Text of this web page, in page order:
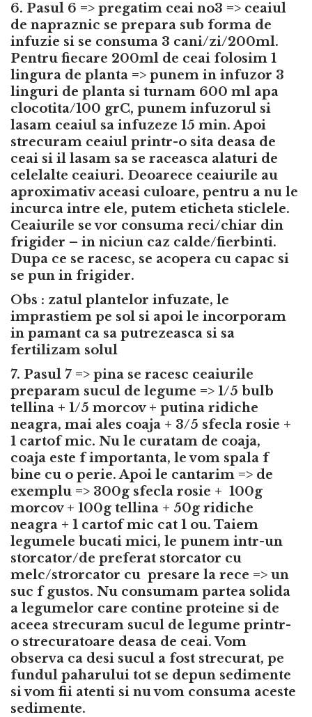
6. Pasul 6 => pregatim ceai no3 => ceaiul
de napraznic se prepara sub forma de
infuzie si se consuma 3 cani/zi/200ml.
Pentru fiecare 200ml de ceai folosim 1
lingura de planta => punem in infuzor 3
linguri de planta si turnam 600 ml apa
clocotita/100 grC, punem infuzorul si
lasam ceaiul sa infuzeze 15 min. Apoi
strecuram ceaiul printr-o sita deasa de
ceai si il lasam sa se raceasca alaturi de
celelalte ceaiuri. Deoarece ceaiurile au
aproximativ aceasi culoare, pentru a nu le
incurca intre ele, putem eticheta sticlele.
Ceaiurile se vor consuma reci/chiar din
frigider – in niciun caz calde/fierbinti.
Dupa ce se racesc, se acopera cu capac si
se pun in frigider.
Obs : zatul plantelor infuzate, le
imprastiem pe sol si apoi le incorporam
in pamant ca sa putrezeasca si sa
fertilizam solul
7. Pasul 7 => pina se racesc ceaiurile
preparam sucul de legume => 1/5 bulb
tellina + 1/5 morcov + putina ridiche
neagra, mai ales coaja + 3/5 sfecla rosie +
1 cartof mic. Nu le curatam de coaja,
coaja este f importanta, le vom spala f
bine cu o perie. Apoi le cantarim => de
exemplu => 300g sfecla rosie + 100g
morcov + 100g tellina + 50g ridiche
neagra + 1 cartof mic cat 1 ou. Taiem
legumele bucati mici, le punem intr-un
storcator/de preferat storcator cu
melc/strorcator cu presare la rece => un
suc f gustos. Nu consumam partea solida
a legumelor care contine proteine si de
aceea strecuram sucul de legume printr-
o strecuratoare deasa de ceai. Vom
observa ca desi sucul a fost strecurat, pe
fundul paharului tot se depun sedimente
si vom fii atenti si nu vom consuma aceste
sedimente.